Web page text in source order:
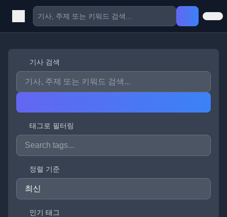
기사 검색
태그로 필터링
정렬 기준
인기 태그